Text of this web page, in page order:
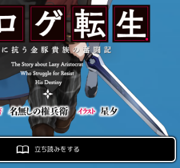
ロサージュノベルス
コミックガルド
立ち読みをする